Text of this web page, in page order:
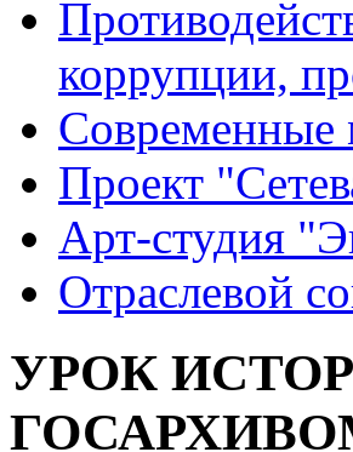
коррупции,
Современные
Проект
Арт-студия
Отраслевой
УРОК